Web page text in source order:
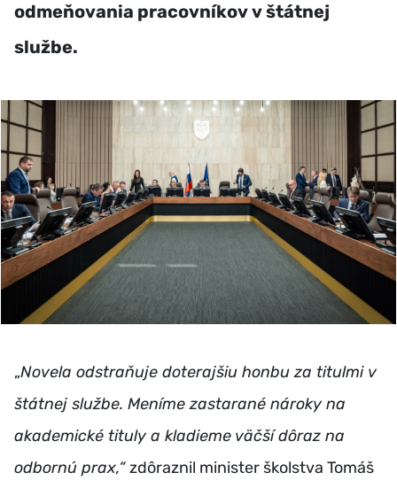
odmeňovania pracovníkov v štátnej
službe.
„Novela odstraňuje doterajšiu honbu za titulmi v
štátnej službe. Meníme zastarané nároky na
akademické tituly a kladieme väčší dôraz na
odbornú prax,“zdôraznil minister školstva Tomáš